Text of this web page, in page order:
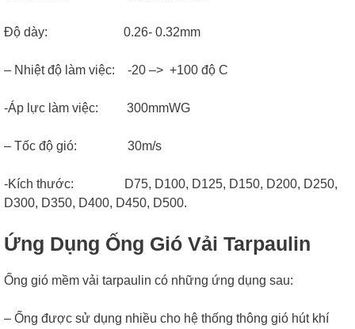
Độ dày: 0.26- 0.32mm
– Nhiệt độ làm việc: -20 –> +100 độ C
-Áp lực làm việc: 300mmWG
– Tốc độ gió: 30m/s
-Kích thước: D75, D100, D125, D150, D200, D250,
D300, D350, D400, D450, D500.
Ứng Dụng Ống Gió Vải Tarpaulin
Ống gió mềm vải tarpaulin có những ứng dụng sau:
– Ống được sử dụng nhiều cho hệ thống thông gió hút khí